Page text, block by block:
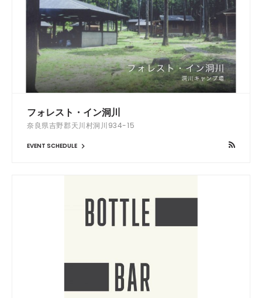
フォレスト・イン洞川
奈良県吉野郡天川村洞川934-15
EVENT SCHEDULE